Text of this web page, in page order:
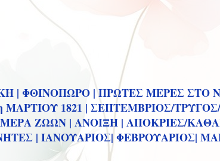
| ΦΘΙΝΟΠΩΡΟ | ΠΡΩΤΕΣ ΜΕΡΕΣ ΣΤΟ
ΜΑΡΤΙΟΥ 1821 | ΣΕΠΤΕΜΒΡΙΟΣ/
ΖΩΩΝ | ΑΝΟΙΞΗ | ΑΠΟΚΡΙΕΣ/
| ΙΑΝΟΥΑΡΙΟΣ| ΦΕΒΡΟΥΑΡΙΟΣ|